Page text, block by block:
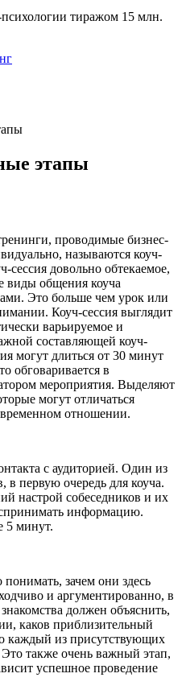
тиражом 15 млн.
этапы
проводимые бизнес-
называются коуч-
сессия довольно обтекаемое,
виды общения коуча
Это больше чем урок или
Коуч-сессия выглядит
варьируемое и
составляющей коуч-
могут длиться от 30 минут
обговаривается в
мероприятия. Выделяют
могут отличаться
отношении.
с аудиторией. Один из
первую очередь для коуча.
настрой собеседников и их
информацию.
5 минут.
зачем они здесь
и аргументированно, в
должен объяснить,
каков приблизительный
каждый из присутствующих
также очень важный этап,
успешное проведение